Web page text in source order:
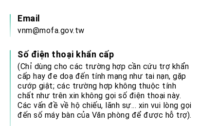
Email
vnm@mofa.gov.tw
Số điện thoại khẩn cấp
(Chỉ dùng cho các trường hợp cần cứu trợ khẩn
cấp hay đe doạ đến tính mạng như tai nạn, gặp
cướp giật; các trường hợp không thuộc tính
chất như trên xin không gọi số điện thoại này.
Các vấn đề về hộ chiếu, lãnh sự... xin vui lòng gọi
đến số máy bàn của Văn phòng để được hỗ trợ).